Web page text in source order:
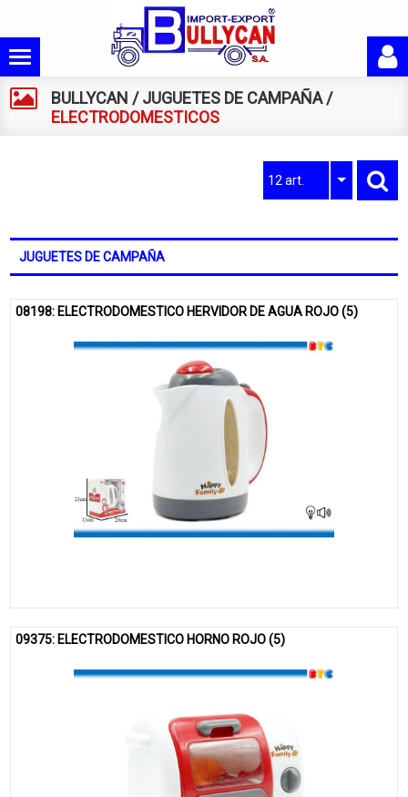
BULLYCAN /JUGUETES DE CAMPAÑA/
ELECTRODOMESTICOS
12 art.
JUGUETES DE CAMPAÑA
08198: ELECTRODOMESTICO HERVIDOR DE AGUA ROJO (5)
09375: ELECTRODOMESTICO HORNO ROJO (5)